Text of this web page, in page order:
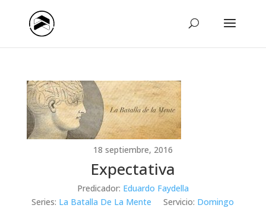
18 septiembre, 2016
Expectativa
Predicador: Eduardo Faydella
Series: La Batalla De La Mente Servicio: Domingo